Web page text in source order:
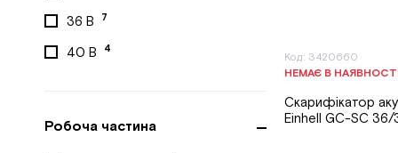
36 В 7
40 В 4
Робоча частина
Код: 3420660
НЕМАЄ В
Скарифікатор
Einhell GC-SC 36/